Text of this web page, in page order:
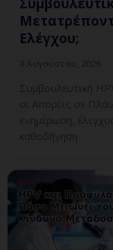
Ελέγχου;
Συμβουλευτική
οι Απορίες σε
ενημέρωση,
καθοδήγηση